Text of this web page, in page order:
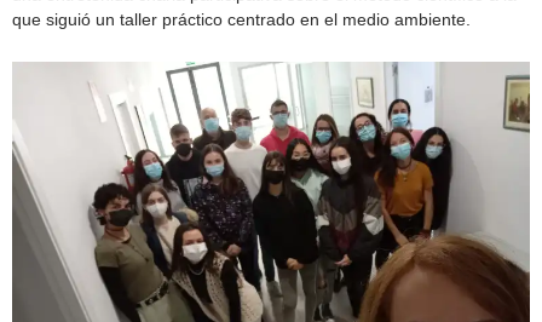
que siguió un taller práctico centrado en el medio ambiente.